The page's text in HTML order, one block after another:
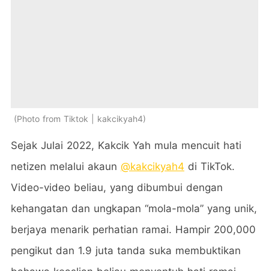
Photo from Tiktok | kakcikyah4
Sejak Julai 2022, Kakcik Yah mula mencuit hati
netizen melalui akaun @kakcikyah4 di TikTok.
Video-video beliau, yang dibumbui dengan
kehangatan dan ungkapan “mola-mola” yang unik,
berjaya menarik perhatian ramai. Hampir 200,000
pengikut dan 1.9 juta tanda suka membuktikan